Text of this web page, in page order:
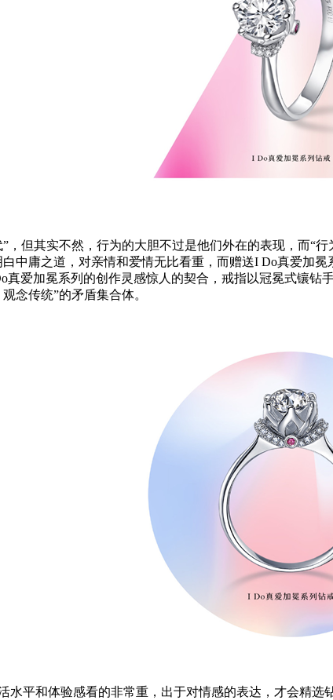
但其实不然，行为的大胆不过是他们外在的表现，而“
中庸之道，对亲情和爱情无比看重，而赠送I Do真爱加
爱加冕系列的创作灵感惊人的契合，戒指以冠冕式镶
念传统”的矛盾集合体。
平和体验感看的非常重，出于对情感的表达，才会精选